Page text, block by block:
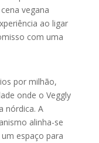
vegana
ao ligar
com uma
por milhão,
onde o Veggly
nórdica. A
alinha-se
espaço para